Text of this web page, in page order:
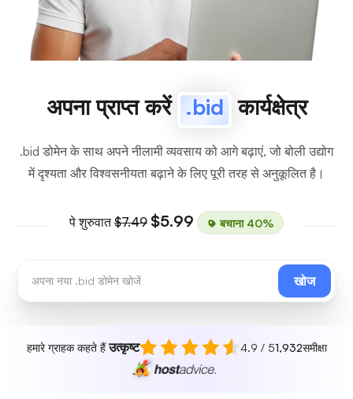
अपना प्राप्त करें .bid कार्यक्षेत्र
.bid डोमेन के साथ अपने नीलामी व्यवसाय को आगे बढ़ाएं, जो बोली उद्योग
में दृश्यता और विश्वसनीयता बढ़ाने के लिए पूरी तरह से अनुकूलित है।
पे शुरुवात$7.49 $5.99 बचाना 40%
खोज
हमारे ग्राहक कहते हैंउत्कृष्ट 4.9 / 51,932समीक्षा